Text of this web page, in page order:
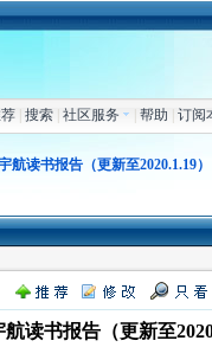
| 搜索| 社区服务 帮助 订阅
航读书报告（更新至2020.1.19）
航读书报告（更新至